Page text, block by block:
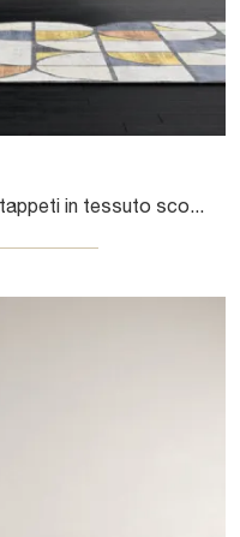
Se vuoi Complementi design e tappeti in tessuto scopri di più sul modello Monoscopio Big Fruit della firma Sirecom.